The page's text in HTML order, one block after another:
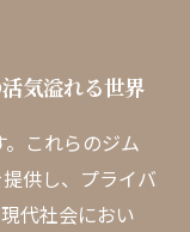
性専用ジムで
環境、 名古屋
気溢れる世界
これらのジム
供し、プライバ
代社会におい